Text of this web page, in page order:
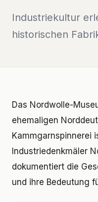
Industriekultur
historischen
Das Nordwolle-
ehemaligen
Kammgarnspinnerei
Industriedenkmäler
dokumentiert die
und ihre Bedeutung